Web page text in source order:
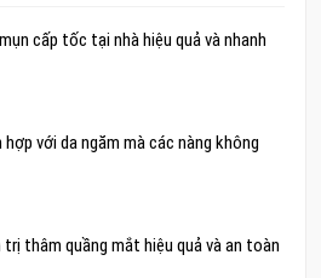
cấp tốc tại nhà hiệu quả và nhanh
hợp với da ngăm mà các nàng không
trị thâm quầng mắt hiệu quả và an toàn